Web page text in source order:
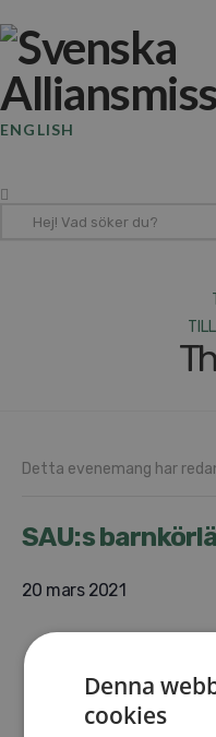
ENGLISH
Detta evenemang har
SAU:s
20 mars 2021
Denna
cookies